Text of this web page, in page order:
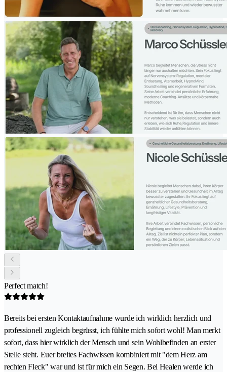
Perfect match!
Bereits bei ersten Kontaktaufnahme wurde ich wirklich herzlich und
professionell zugleich begrüsst, ich fühlte mich sofort wohl! Man merkt
sofort, dass hier wirklich der Mensch und sein Wohlbefinden an erster
Stelle steht. Euer breites Fachwissen kombiniert mit "dem Herz am
rechten Fleck" war und ist für mich ein Segen. Bei Healen werde ich